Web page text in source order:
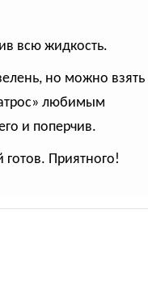
всю жидкость.
но можно взять
любимым
и поперчив.
готов. Приятного!